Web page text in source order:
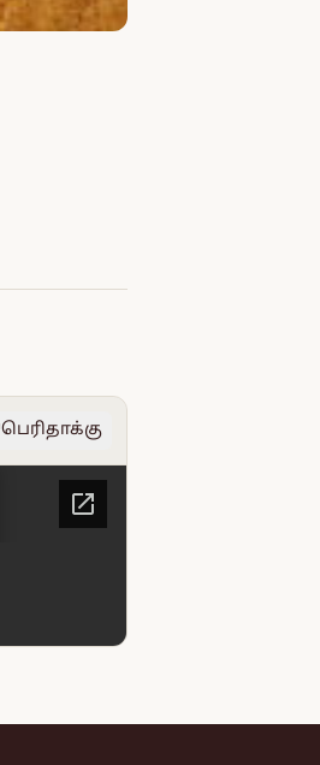
பெரிதாக்கு